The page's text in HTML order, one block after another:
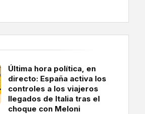
Última hora política, en
directo: España activa los
controles a los viajeros
llegados de Italia tras el
choque con Meloni